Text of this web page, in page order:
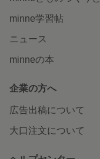
minne学習帖
ニュース
minneの本
企業の方へ
広告出稿について
大口注文について